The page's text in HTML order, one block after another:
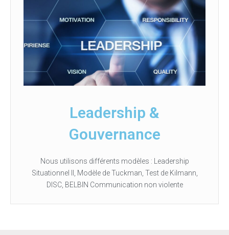
Leadership &
Gouvernance
Nous utilisons différents modèles : Leadership
Situationnel II, Modèle de Tuckman, Test de Kilmann,
DISC, BELBIN Communication non violente